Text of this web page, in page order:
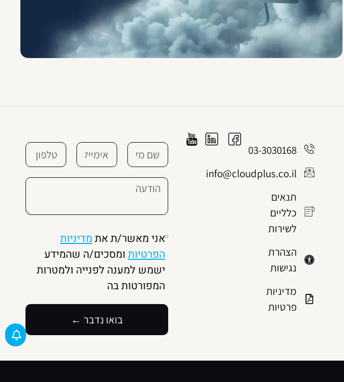
03-3030168
info@cloudplus.co.il
תנאים
כלליים
לשירות
הצהרת
נגישות
מדיניות
פרטיות
אני מאשר/ת אתמדיניות
הפרטיותומסכים/ה שהמידע
ישמש למענה לפנייה ולמטרות
המפורטות בה
בואו נדבר ←